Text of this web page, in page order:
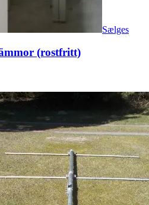
Sælges
(rostfritt)